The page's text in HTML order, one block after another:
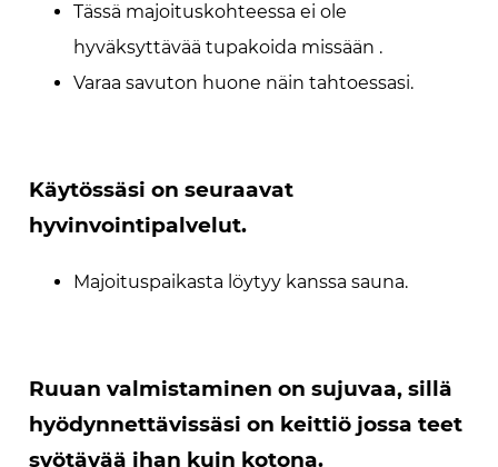
Tässä majoituskohteessa ei ole
hyväksyttävää tupakoida missään .
Varaa savuton huone näin tahtoessasi.
Käytössäsi on seuraavat
hyvinvointipalvelut.
Majoituspaikasta löytyy kanssa sauna.
Ruuan valmistaminen on sujuvaa, sillä
hyödynnettävissäsi on keittiö jossa teet
syötävää ihan kuin kotona.